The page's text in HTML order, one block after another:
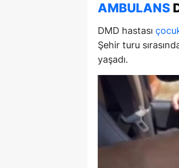
AMBULANS
DMD hastası
Şehir turu
yaşadı.